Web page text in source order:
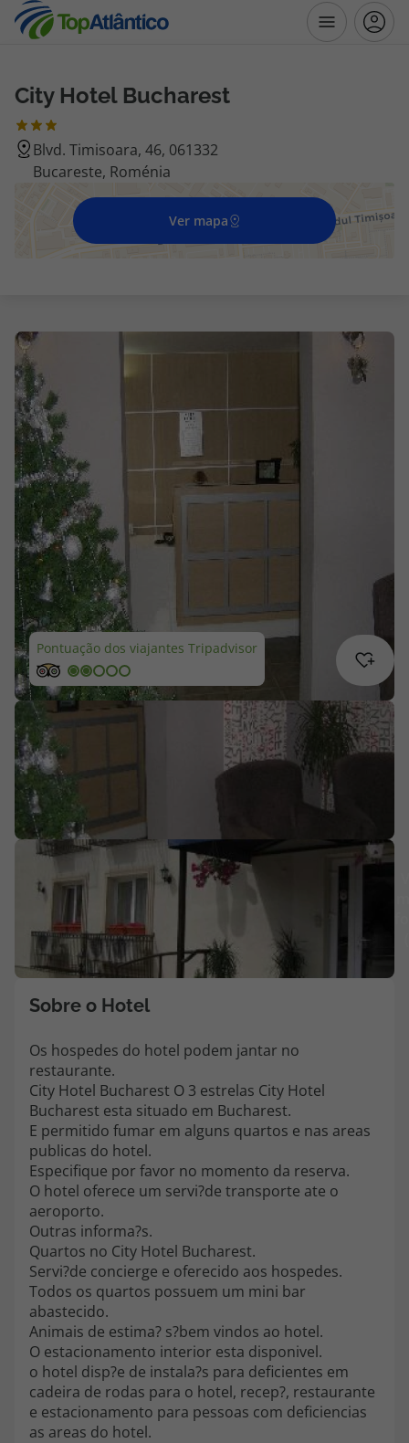
Destinos
Voos
Hotéis
Voos + Hotel
Disneyland ® Paris
Escapadinhas
Cruzeiros
Promoções
Especialistas
Cheque Viagem
Rede de Lojas
Blog TopViagens
Área de Cliente
Agências
Contactos
Apoio ao cliente em Portugal
218 925 471
218 925 471
Custo de uma chamada para a rede fixa nacional.
A sua agência de viagens Top Atlântico tem a preocupação de estar
sempre mais perto de si, para maior comodidade e total facilidade
na marcação das suas viagens, tem ainda ao seu dispor o nosso call
center a funcionar todos os dias úteis das 10:00 às 20:00 e Sábado
das 10:00 às 14:00.
topatlantico@topatlantico.com
City Hotel Bucharest
Blvd. Timisoara, 46, 061332
Bucareste, Roménia
Ver mapa
Pontuação dos viajantes Tripadvisor
Sobre o Hotel
Os hospedes do hotel podem jantar no
restaurante.
City Hotel Bucharest O 3 estrelas City Hotel
Bucharest esta situado em Bucharest.
E permitido fumar em alguns quartos e nas areas
publicas do hotel.
Especifique por favor no momento da reserva.
O hotel oferece um servi?de transporte ate o
aeroporto.
Outras informa?s.
Quartos no City Hotel Bucharest.
Servi?de concierge e oferecido aos hospedes.
Todos os quartos possuem um mini bar
abastecido.
Animais de estima? s?bem vindos ao hotel.
O estacionamento interior esta disponivel.
o hotel disp?e de instala?s para deficientes em
cadeira de rodas para o hotel, recep?, restaurante
e estacionamento para pessoas com deficiencias
as areas do hotel.